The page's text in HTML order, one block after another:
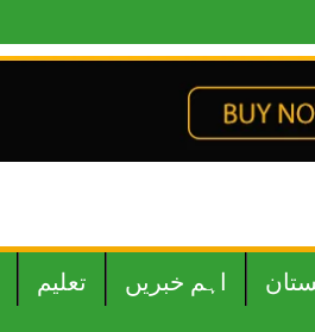
اہم خبریں تعلیم